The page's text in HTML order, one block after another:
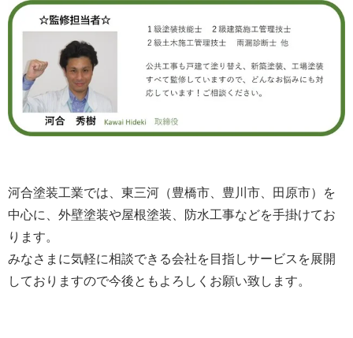
河合塗装工業では、東三河（豊橋市、豊川市、田原市）を
中心に、外壁塗装や屋根塗装、防水工事などを手掛けてお
ります。
みなさまに気軽に相談できる会社を目指しサービスを展開
しておりますので今後ともよろしくお願い致します。